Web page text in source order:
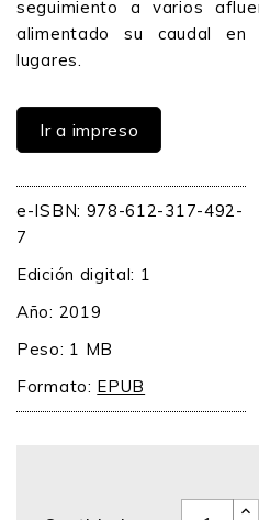
seguimiento a varios
alimentado su caudal en
lugares.
Ir a impreso
e-ISBN: 978-612-317-492-
7
Edición digital: 1
Año: 2019
Peso: 1 MB
Formato: EPUB